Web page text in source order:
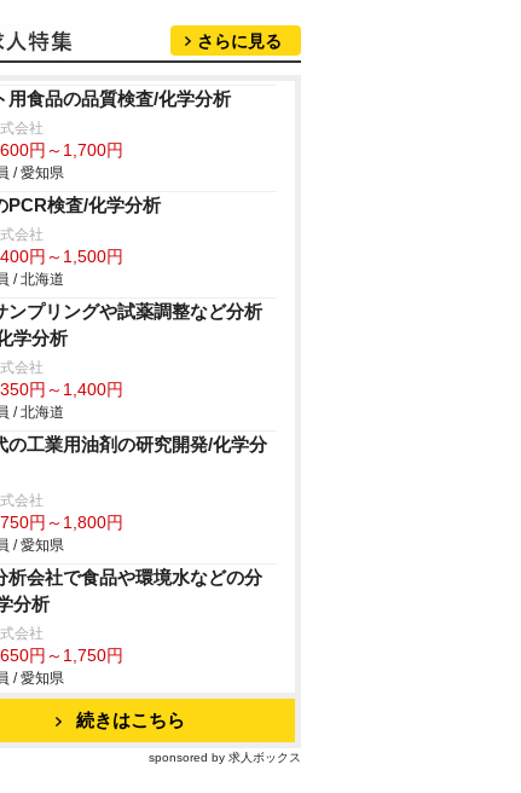
さらに見る
用食品の品質検査/化学分析
会社
円～1,700円
/ 愛知県
PCR検査/化学分析
会社
円～1,500円
/ 北海道
ンプリングや試薬調整など分析
学分析
会社
円～1,400円
/ 北海道
の工業用油剤の研究開発/化学分
会社
円～1,800円
/ 愛知県
析会社で食品や環境水などの分
分析
会社
円～1,750円
/ 愛知県
続きはこちら
sponsored by 求人ボックス